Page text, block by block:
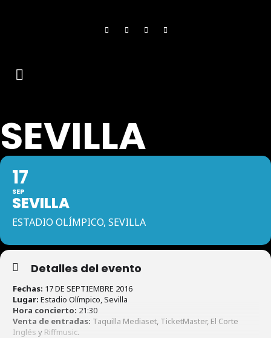
SEVILLA
17
SEP
SEVILLA
ESTADIO OLÍMPICO, SEVILLA
Detalles del evento
Fechas: 17 DE SEPTIEMBRE 2016
Lugar: Estadio Olímpico, Sevilla
Hora concierto: 21:30
Venta de entradas: Taquilla Mediaset, TicketMaster, El Corte
Inglés y Riffmusic.